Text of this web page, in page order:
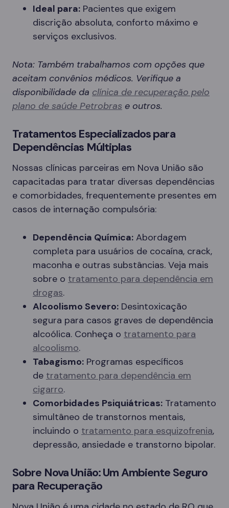
Ideal para: Pacientes que exigem
discrição absoluta, conforto máximo e
serviços exclusivos.
Nota: Também trabalhamos com opções que
aceitam convênios médicos. Verifique a
disponibilidade da clínica de recuperação pelo
plano de saúde Petrobras e outros.
Tratamentos Especializados para
Dependências Múltiplas
Nossas clínicas parceiras em Nova União são
capacitadas para tratar diversas dependências
e comorbidades, frequentemente presentes em
casos de internação compulsória:
Dependência Química: Abordagem
completa para usuários de cocaína, crack,
maconha e outras substâncias. Veja mais
sobre o tratamento para dependência em
drogas.
Alcoolismo Severo: Desintoxicação
segura para casos graves de dependência
alcoólica. Conheça o tratamento para
alcoolismo.
Tabagismo: Programas específicos
de tratamento para dependência em
cigarro.
Comorbidades Psiquiátricas: Tratamento
simultâneo de transtornos mentais,
incluindo o tratamento para esquizofrenia,
depressão, ansiedade e transtorno bipolar.
Sobre Nova União: Um Ambiente Seguro
para Recuperação